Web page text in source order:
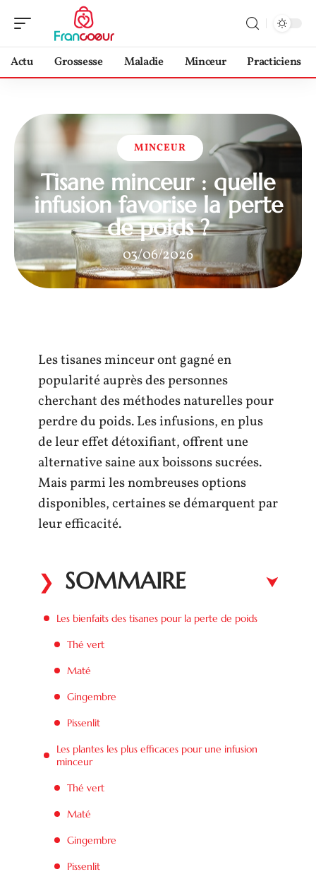
Actu Grossesse Maladie Minceur Practiciens
MINCEUR
Tisane minceur : quelle
infusion favorise la perte
de poids ?
03/06/2026
Les tisanes minceur ont gagné en
popularité auprès des personnes
cherchant des méthodes naturelles pour
perdre du poids. Les infusions, en plus
de leur effet détoxifiant, offrent une
alternative saine aux boissons sucrées.
Mais parmi les nombreuses options
disponibles, certaines se démarquent par
leur efficacité.
SOMMAIRE
Les bienfaits des tisanes pour la perte de poids
Thé vert
Maté
Gingembre
Pissenlit
Les plantes les plus efficaces pour une infusion
minceur
Thé vert
Maté
Gingembre
Pissenlit